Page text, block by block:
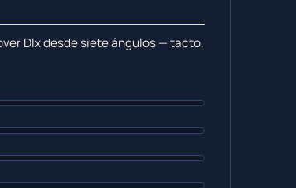
Dlx desde siete ángulos — tacto,